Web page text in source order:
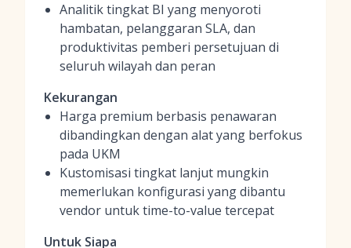
Analitik tingkat BI yang menyoroti
hambatan, pelanggaran SLA, dan
produktivitas pemberi persetujuan di
seluruh wilayah dan peran
Kekurangan
Harga premium berbasis penawaran
dibandingkan dengan alat yang berfokus
pada UKM
Kustomisasi tingkat lanjut mungkin
memerlukan konfigurasi yang dibantu
vendor untuk time-to-value tercepat
Untuk Siapa